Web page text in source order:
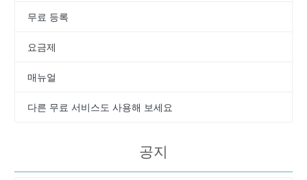
무료 등록
요금제
매뉴얼
다른 무료 서비스도 사용해 보세요
공지